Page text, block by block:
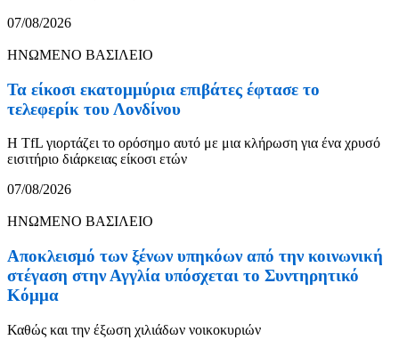
07/08/2026
ΗΝΩΜΕΝΟ ΒΑΣΙΛΕΙΟ
Τα είκοσι εκατομμύρια επιβάτες έφτασε το
τελεφερίκ του Λονδίνου
Η TfL γιορτάζει το ορόσημο αυτό με μια κλήρωση για ένα χρυσό
εισιτήριο διάρκειας είκοσι ετών
07/08/2026
ΗΝΩΜΕΝΟ ΒΑΣΙΛΕΙΟ
Αποκλεισμό των ξένων υπηκόων από την κοινωνική
στέγαση στην Αγγλία υπόσχεται το Συντηρητικό
Κόμμα
Καθώς και την έξωση χιλιάδων νοικοκυριών